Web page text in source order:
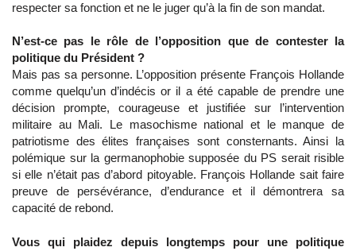
respecter sa fonction et ne le juger qu’à la fin de son mandat.
N’est-ce pas le rôle de l’opposition que de contester la
politique du Président ?
Mais pas sa personne. L’opposition présente François Hollande
comme quelqu’un d’indécis or il a été capable de prendre une
décision prompte, courageuse et justifiée sur l’intervention
militaire au Mali. Le masochisme national et le manque de
patriotisme des élites françaises sont consternants. Ainsi la
polémique sur la germanophobie supposée du PS serait risible
si elle n’était pas d’abord pitoyable. François Hollande sait faire
preuve de persévérance, d’endurance et il démontrera sa
capacité de rebond.
Vous qui plaidez depuis longtemps pour une politique